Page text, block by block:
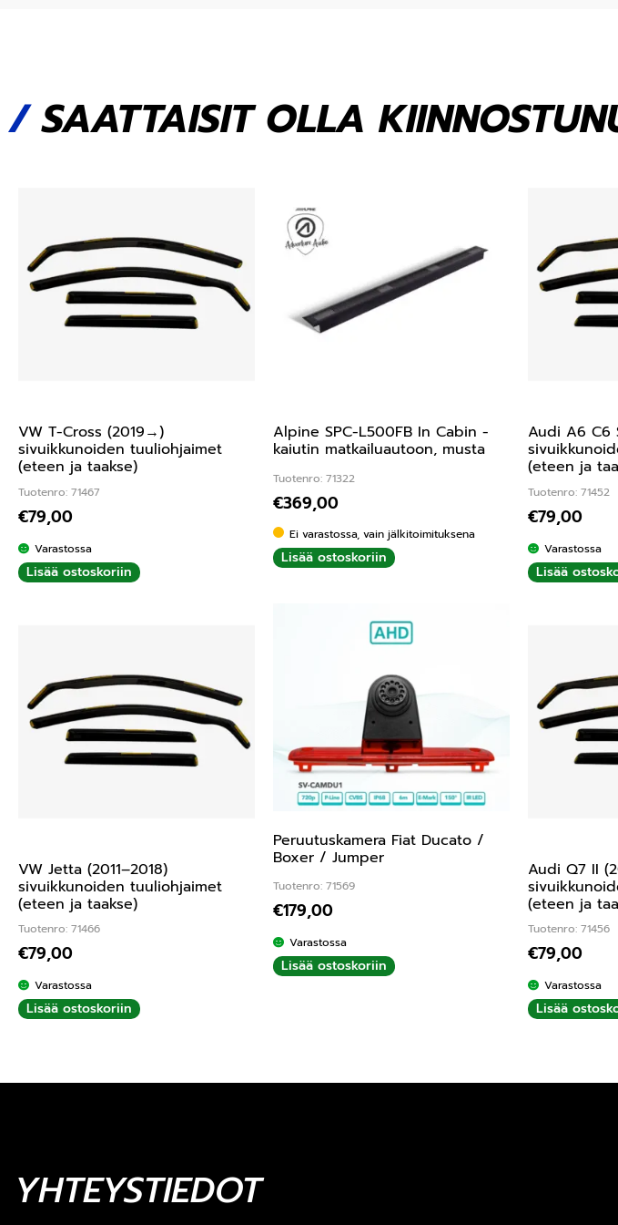
/SAATTAISIT OLLA
VW T-Cross (2019→)
sivuikkunoiden tuuliohjaimet
(eteen ja taakse)
Tuotenro: 71467
€79,00
Varastossa
Lisää ostoskoriin
Alpine SPC-L500FB In Cabin -
kaiutin matkailuautoon, musta
Tuotenro: 71322
€369,00
Ei varastossa, vain jälkitoimituksena
Lisää ostoskoriin
Audi A6 C6
(eteen ja
Tuotenro: 71452
€79,00
Varastossa
Lisää
VW Jetta (2011–2018)
sivuikkunoiden tuuliohjaimet
(eteen ja taakse)
Tuotenro: 71466
€79,00
Varastossa
Lisää ostoskoriin
Peruutuskamera Fiat Ducato /
Boxer / Jumper
Tuotenro: 71569
€179,00
Varastossa
Lisää ostoskoriin
Audi Q7 II
(eteen ja
Tuotenro: 71456
€79,00
Varastossa
Lisää
YHTEYSTIEDOT